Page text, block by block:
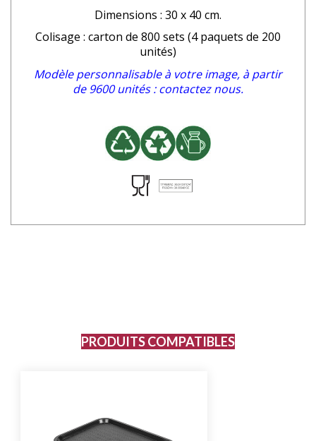
Dimensions : 30 x 40 cm.
Colisage : carton de 800 sets (4 paquets de 200
unités)
Modèle personnalisable à votre image, à partir
de 9600 unités : contactez nous.
PRODUITS COMPATIBLES